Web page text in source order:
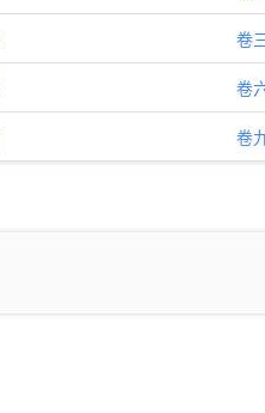
卷
卷
卷